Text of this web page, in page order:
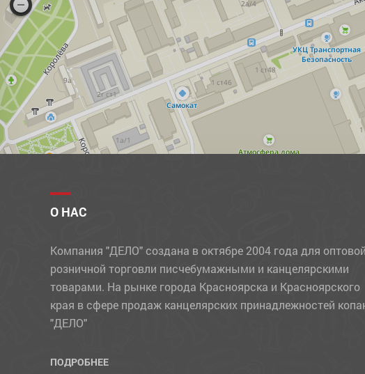
ПРИНАДЛЕЖНОСТИ ДЛЯ ХРАНЕНИЯ ДОКУМЕНТОВ
ПРОДУКТЫ
ПРОЧИЕ ТОВАРЫ
РАЗДЕЛИТЕЛИ
РАСКРАСКИ, АППЛИКАЦИИ
РУЧКИ
СКРЕПКИ, КНОПКИ, ЗАЖИМЫ
СТЕПЛЕРЫ, СКОБЫ, АНТИСТЕПЛЕРЫ
СТЕРЖНИ
СУМКИ
О НАС
Компания "ДЕЛО" создана в октябре 2004 года для
розничной торговли писчебумажными и канцелярскими
товарами. На рынке города Красноярска и Красноярского
края в сфере продаж канцелярских принадлежностей
"ДЕЛО"
ПОДРОБНЕЕ